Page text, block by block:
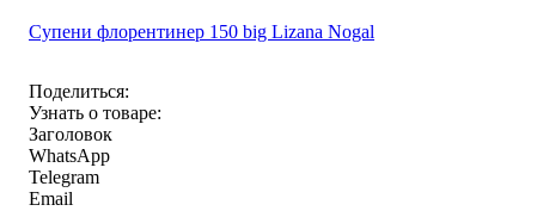
Супени флорентинер 150 big Lizana Nogal
Поделиться:
Узнать о товаре:
Заголовок
WhatsApp
Telegram
Email